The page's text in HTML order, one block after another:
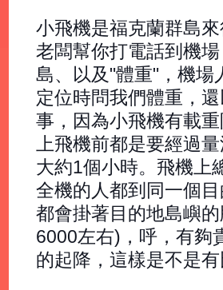
小飛機是福克蘭群島
老闆幫你打電話到機
島、以及"體重"，機場
定位時問我們體重，
事，因為小飛機有載
上飛機前都是要經過
大約1個小時。飛機上
全機的人都到同一個
都會掛著目的地島嶼
6000左右)，呼，有夠
的起降，這樣是不是